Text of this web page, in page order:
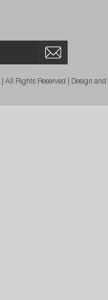
| All Rights Reserved | Design